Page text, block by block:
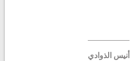
أنيس الذوادي